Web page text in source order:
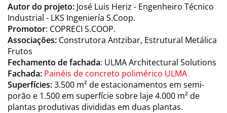
Autor do projeto: José Luis Heriz - Engenheiro Técnico
Industrial - LKS Ingeniería S.Coop.
Promotor: COPRECI S.COOP.
Associações: Construtora Antzibar, Estrutural Metálica
Frutos
Fechamento de fachada: ULMA Architectural Solutions
Fachada: Painéis de concreto polimérico ULMA
Superfícies:3.500 m² de estacionamentos em semi-
porão e 1.500 em superfície sobre laje 4.000 m² de
plantas produtivas divididas em duas plantas.